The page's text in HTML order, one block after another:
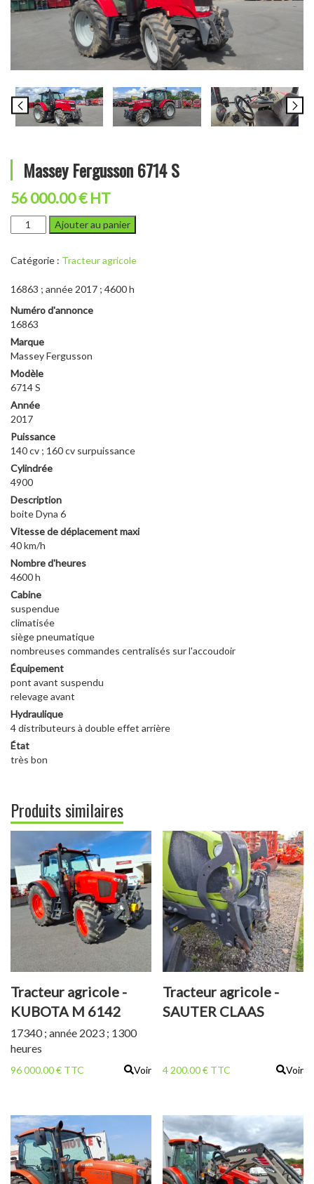
Massey Fergusson 6714 S
56 000.00 € HT
quantité
de
Fergusson
S
Ajouter au panier
Catégorie : Tracteur agricole
16863 ; année 2017 ; 4600 h
Numéro d'annonce
16863
Marque
Massey Fergusson
Modèle
6714 S
Année
2017
Puissance
140 cv ; 160 cv surpuissance
Cylindrée
4900
Description
boite Dyna 6
Vitesse de déplacement maxi
40 km/h
Nombre d'heures
4600 h
Cabine
suspendue
climatisée
siège pneumatique
nombreuses commandes centralisés sur l'accoudoir
Équipement
pont avant suspendu
relevage avant
Hydraulique
4 distributeurs à double effet arrière
État
très bon
Produits similaires
Tracteur agricole -
KUBOTA M 6142
17340 ; année 2023 ; 1300
heures
96 000.00 € TTC Voir
Tracteur agricole -
SAUTER CLAAS
4 200.00 € TTC Voir